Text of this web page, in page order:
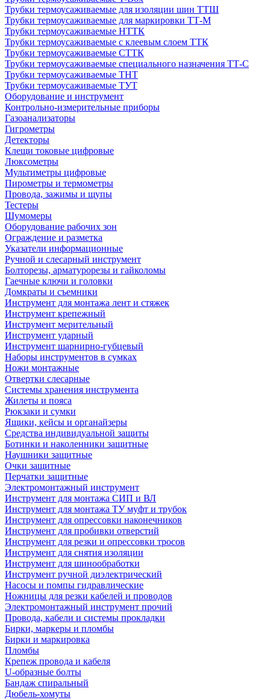
Трубки термоусаживаемые для изоляции шин ТТШ
Трубки термоусаживаемые для маркировки ТТ-М
Трубки термоусаживаемые НTТК
Трубки термоусаживаемые с клеевым слоем TТК
Трубки термоусаживаемые СTТК
Трубки термоусаживаемые специального назначения ТТ-С
Трубки термоусаживаемые ТНТ
Трубки термоусаживаемые ТУТ
Оборудование и инструмент
Контрольно-измерительные приборы
Газоанализаторы
Гигрометры
Детекторы
Клещи токовые цифровые
Люксометры
Мультиметры цифровые
Пирометры и термометры
Провода, зажимы и щупы
Тестеры
Шумомеры
Оборудование рабочих зон
Ограждение и разметка
Указатели информационные
Ручной и слесарный инструмент
Болторезы, арматурорезы и гайколомы
Гаечные ключи и головки
Домкраты и съемники
Инструмент для монтажа лент и стяжек
Инструмент крепежный
Инструмент мерительный
Инструмент ударный
Инструмент шарнирно-губцевый
Наборы инструментов в сумках
Ножи монтажные
Отвертки слесарные
Системы хранения инструмента
Жилеты и пояса
Рюкзаки и сумки
Ящики, кейсы и органайзеры
Средства индивидуальной защиты
Ботинки и наколенники защитные
Наушники защитные
Очки защитные
Перчатки защитные
Электромонтажный инструмент
Инструмент для монтажа СИП и ВЛ
Инструмент для монтажа ТУ муфт и трубок
Инструмент для опрессовки наконечников
Инструмент для пробивки отверстий
Инструмент для резки и опрессовки тросов
Инструмент для снятия изоляции
Инструмент для шинообработки
Инструмент ручной диэлектрический
Насосы и помпы гидравлические
Ножницы для резки кабелей и проводов
Электромонтажный инструмент прочий
Провода, кабели и системы прокладки
Бирки, маркеры и пломбы
Бирки и маркировка
Пломбы
Крепеж провода и кабеля
U-образные болты
Бандаж спиральный
Дюбель-хомуты